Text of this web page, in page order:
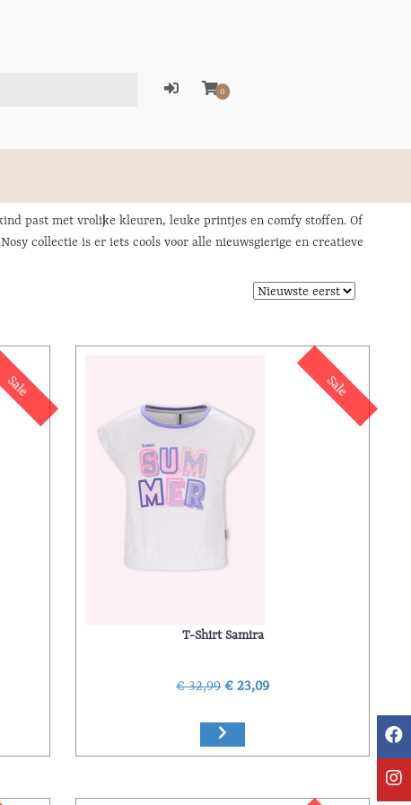
0
past met vrolijke kleuren, leuke printjes en comfy stoffen. Of
collectie is er iets cools voor alle nieuwsgierige en creatieve
Sale Sale
T-Shirt Samira
€ 32,99 € 23,09